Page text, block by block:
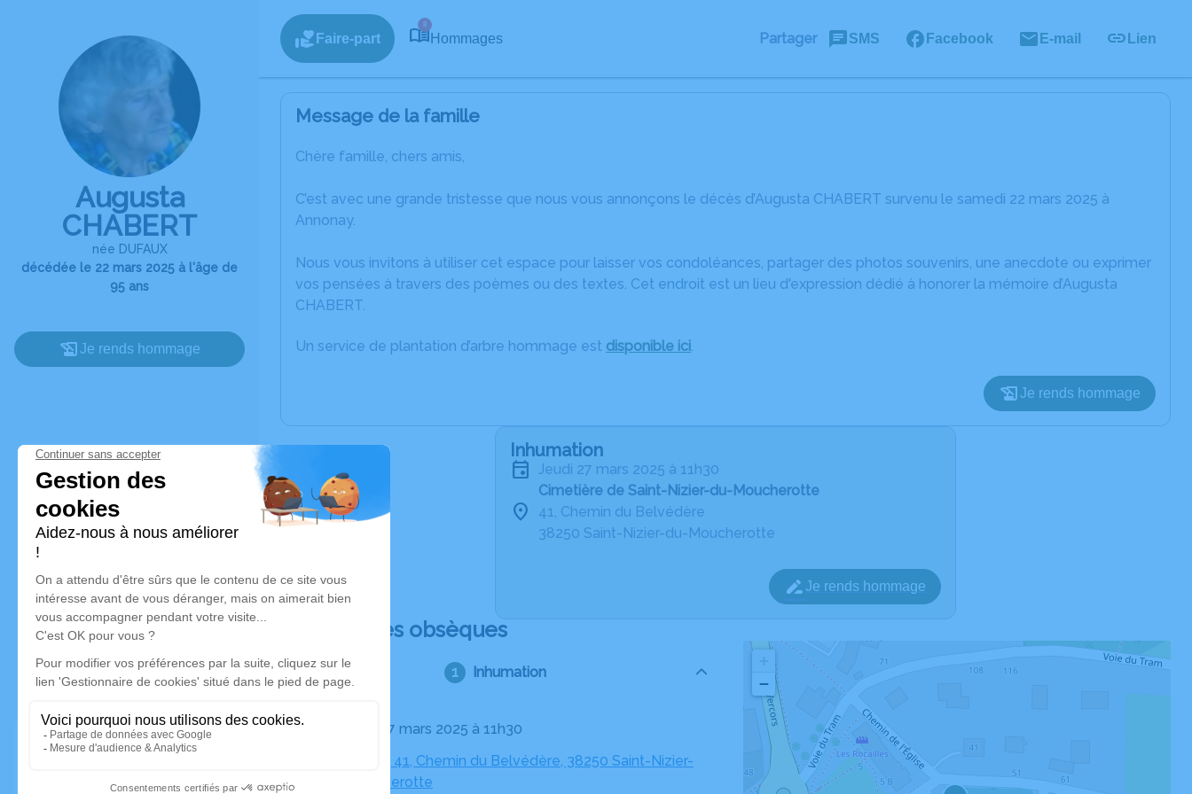
Augusta
CHABERT
née DUFAUX
décédée le 22 mars 2025 à l'âge de
95 ans
Je rends hommage
Faire-part
8
Hommages Partager SMS Facebook E-mail Lien
Message de la famille
Chère famille, chers amis,
C’est avec une grande tristesse que nous vous annonçons le décès d’Augusta CHABERT survenu le samedi 22 mars 2025 à
Annonay.
Nous vous invitons à utiliser cet espace pour laisser vos condoléances, partager des photos souvenirs, une anecdote ou exprimer
vos pensées à travers des poèmes ou des textes. Cet endroit est un lieu d'expression dédié à honorer la mémoire d’Augusta
CHABERT.
Un service de plantation d’arbre hommage est disponible ici.
Je rends hommage
Inhumation
jeudi 27 mars 2025 à 11h30
Cimetière de Saint-Nizier-du-Moucherotte
41, Chemin du Belvédère
38250 Saint-Nizier-du-Moucherotte
Je rends hommage
Déroulé des obsèques
Inhumation
Le jeudi 27 mars 2025 à 11h30
Cimetière, 41, Chemin du Belvédère, 38250 Saint-Nizier-
du-Moucherotte
−